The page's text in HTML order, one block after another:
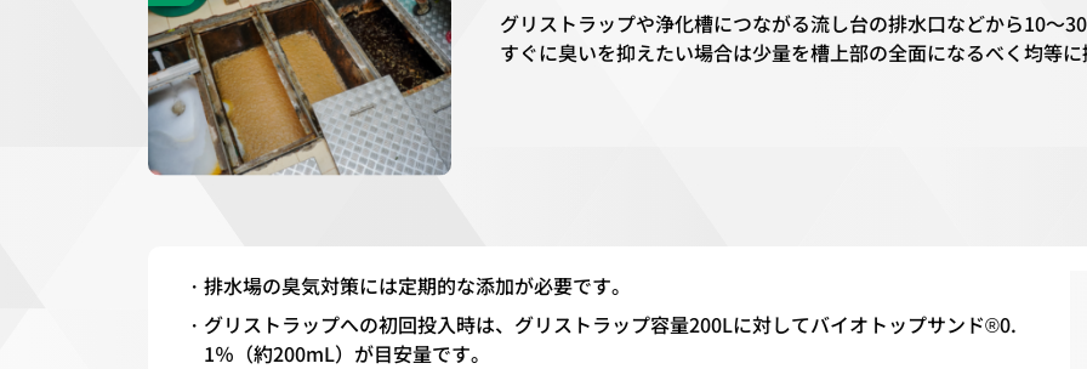
グリストラップや浄化槽につながる流し台の排水口などから10～
すぐに臭いを抑えたい場合は少量を槽上部の全面になるべく均等
排水場の臭気対策には定期的な添加が必要です。
グリストラップへの初回投入時は、グリストラップ容量200Lに対してバイオトップサンド®0.
1％（約200mL）が目安量です。